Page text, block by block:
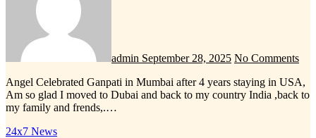
admin September 28, 2025 No Comments
Angel Celebrated Ganpati in Mumbai after 4 years staying in USA,
Am so glad I moved to Dubai and back to my country India ,back to
my family and frends,.…
24x7 News